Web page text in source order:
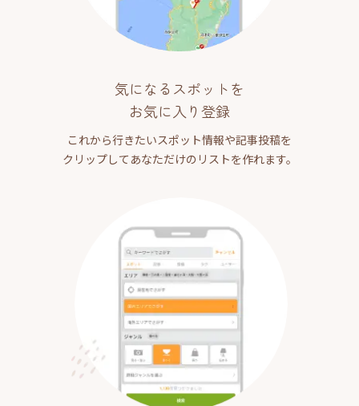
気になるスポットを
お気に入り登録
これから行きたいスポット情報や記事投稿を
クリップしてあなただけのリストを作れます。